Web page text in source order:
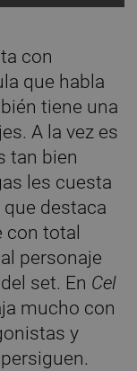
con
que habla
tiene una
A la vez es
tan bien
les cuesta
que destaca
con total
personaje
set. En Cel
mucho con
y